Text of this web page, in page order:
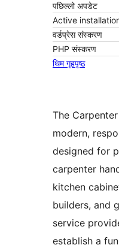
पछिल्लो अपडेट
Active
वर्डप्रेस संस्करण
PHP संस्करण
थिम गृहपृष्ठ
The
modern,
designed for
carpenter
kitchen
builders, and
service
establish a